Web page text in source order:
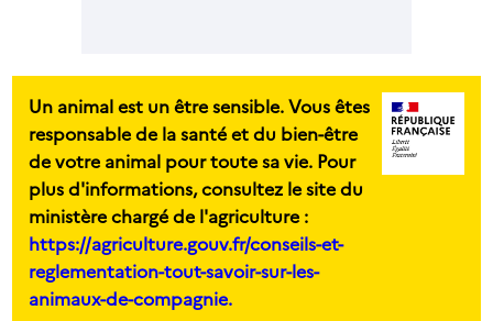
Un animal est un être sensible. Vous êtes
responsable de la santé et du bien-être
de votre animal pour toute sa vie. Pour
plus d'informations, consultez le site du
ministère chargé de l'agriculture :
https://agriculture.gouv.fr/conseils-et-
reglementation-tout-savoir-sur-les-
animaux-de-compagnie.